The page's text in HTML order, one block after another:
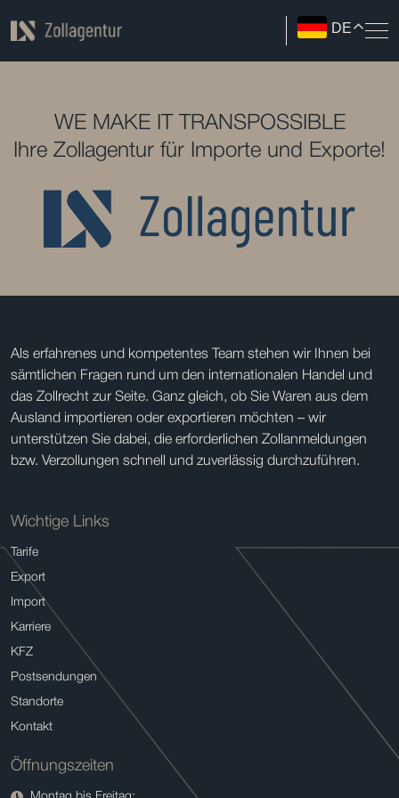
DE
WE MAKE IT TRANSPOSSIBLE
Ihre Zollagentur für Importe und Exporte!
Als erfahrenes und kompetentes Team stehen wir Ihnen bei
sämtlichen Fragen rund um den internationalen Handel und
das Zollrecht zur Seite. Ganz gleich, ob Sie Waren aus dem
Ausland importieren oder exportieren möchten – wir
unterstützen Sie dabei, die erforderlichen Zollanmeldungen
bzw. Verzollungen schnell und zuverlässig durchzuführen.
Wichtige Links
Tarife
Export
Import
Karriere
KFZ
Postsendungen
Standorte
Kontakt
Öffnungszeiten